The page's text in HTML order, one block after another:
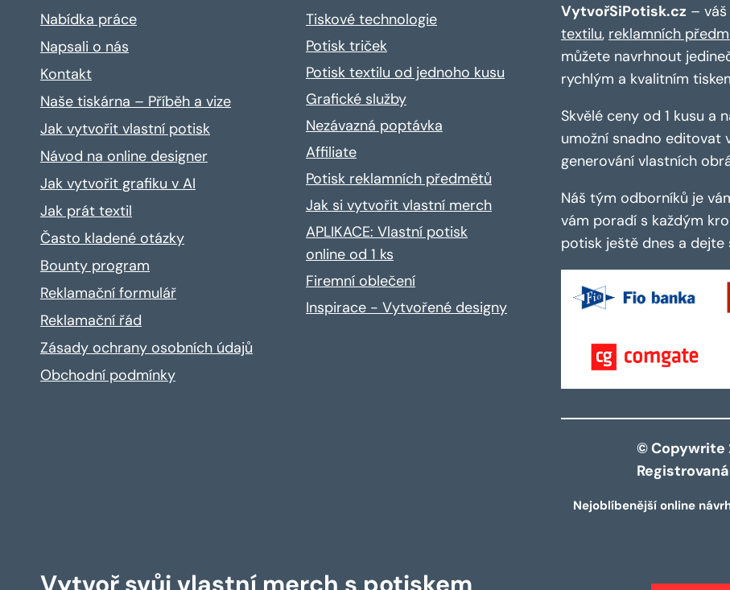
Nabídka práce
Napsali o nás
Kontakt
Naše tiskárna – Příběh a vize
Jak vytvořit vlastní potisk
Návod na online designer
Jak vytvořit grafiku v AI
Jak prát textil
Často kladené otázky
Bounty program
Reklamační formulář
Reklamační řád
Zásady ochrany osobních údajů
Obchodní podmínky
Tiskové technologie
Potisk triček
Potisk textilu od jednoho kusu
Grafické služby
Nezávazná poptávka
Affiliate
Potisk reklamních předmětů
Jak si vytvořit vlastní merch
APLIKACE: Vlastní potisk
online od 1 ks
Firemní oblečení
Inspirace - Vytvořené designy
VytvořSiPotisk.cz –
textilu, reklamních
můžete navrhnout
rychlým a kvalitním
Skvělé ceny od 1 kusu a
umožní snadno editovat
generování vlastních
Náš tým odborníků je
vám poradí s každým
potisk ještě dnes a
© Copywrite
Nejoblíbenější online